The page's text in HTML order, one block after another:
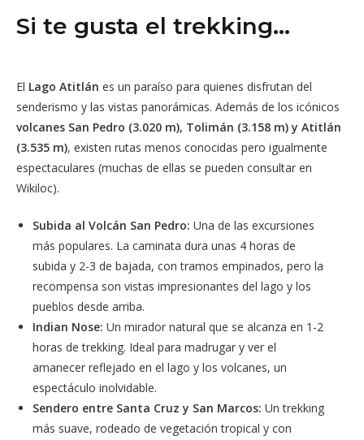
Si te gusta el trekking…
El Lago Atitlán es un paraíso para quienes disfrutan del
senderismo y las vistas panorámicas. Además de los icónicos
volcanes San Pedro (3.020 m), Tolimán (3.158 m) y Atitlán
(3.535 m), existen rutas menos conocidas pero igualmente
espectaculares (muchas de ellas se pueden consultar en
Wikiloc).
Subida al Volcán San Pedro: Una de las excursiones
más populares. La caminata dura unas 4 horas de
subida y 2-3 de bajada, con tramos empinados, pero la
recompensa son vistas impresionantes del lago y los
pueblos desde arriba.
Indian Nose: Un mirador natural que se alcanza en 1-2
horas de trekking. Ideal para madrugar y ver el
amanecer reflejado en el lago y los volcanes, un
espectáculo inolvidable.
Sendero entre Santa Cruz y San Marcos: Un trekking
más suave, rodeado de vegetación tropical y con